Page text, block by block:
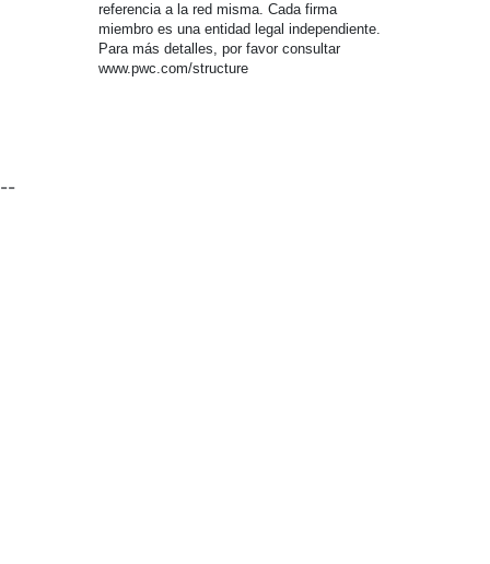
referencia a la red misma. Cada firma
miembro es una entidad legal independiente.
Para más detalles, por favor consultar
www.pwc.com/structure
--